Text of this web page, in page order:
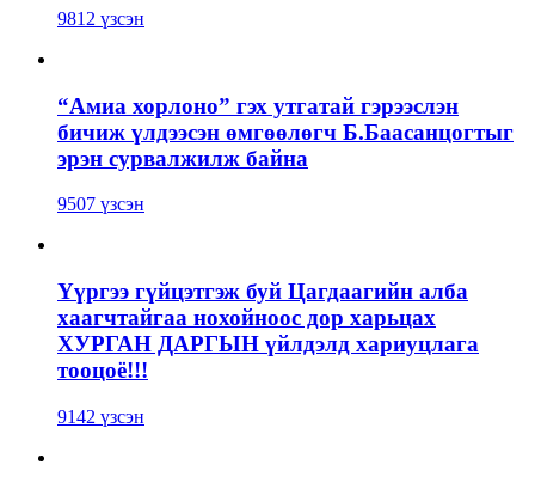
9812 үзсэн
“Амиа хорлоно” гэх утгатай гэрээслэн
бичиж үлдээсэн өмгөөлөгч Б.Баасанцогтыг
эрэн сурвалжилж байна
9507 үзсэн
Үүргээ гүйцэтгэж буй Цагдаагийн алба
хаагчтайгаа нохойноос дор харьцах
ХУРГАН ДАРГЫН үйлдэлд хариуцлага
тооцоё!!!
9142 үзсэн